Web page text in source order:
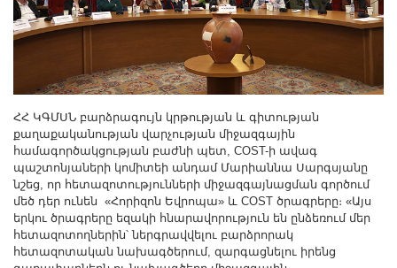
ՀՀ ԿԳՄՍՆ բարձրագույն կրթության և գիտության
քաղաքականության վարչության միջազգային
համագործակցության բաժնի պետ, COST-ի ավագ
պաշտոնյաների կոմիտեի անդամ Մարիաննա Սարգսյանը
նշեց, որ հետազոտությունների միջազգայնացման գործում
մեծ դեր ունեն «Հորիզոն Եվրոպա» և COST ծրագրերը։ «Այս
երկու ծրագրերը եզակի հնարավորություն են ընձեռում մեր
հետազոտողներին՝ ներգրավվելու բարձրորակ
հետազոտական նախագծերում, զարգացնելու իրենց